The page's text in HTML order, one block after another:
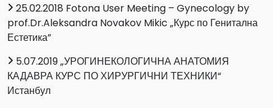
25.02.2018 Fotona User Meeting – Gynecology by
prof.Dr.Aleksandra Novakov Mikic „Курс по Генитална
Естетика”
5.07.2019 „УРОГИНЕКОЛОГИЧНА АНАТОМИЯ
КАДАВРА КУРС ПО ХИРУРГИЧНИ ТЕХНИКИ“
Истанбул